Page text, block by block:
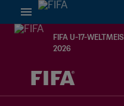
FIFA U-17-
2026
OFFEN – OFFEN